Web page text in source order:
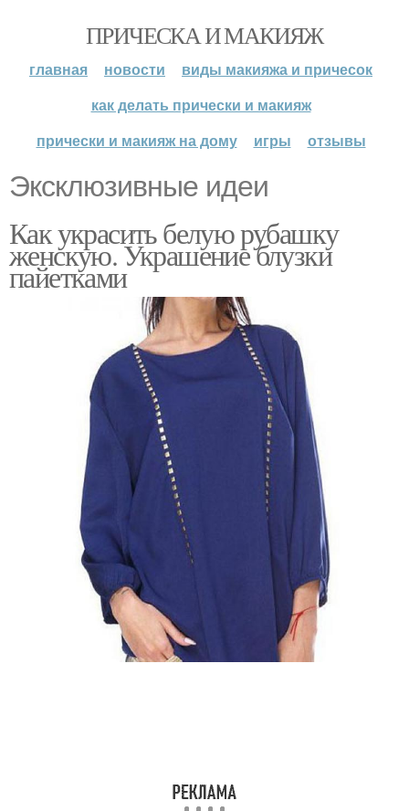
ПРИЧЕСКА И МАКИЯЖ
главная новости
виды макияжа и причесок
как делать прически и макияж
прически и макияж на дому
игры отзывы
Эксклюзивные идеи
Как украсить белую рубашку
женскую. Украшение блузки
пайетками